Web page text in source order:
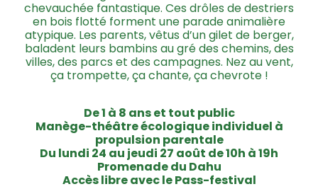
chevauchée fantastique. Ces drôles de destriers
en bois flotté forment une parade animalière
atypique. Les parents, vêtus d’un gilet de berger,
baladent leurs bambins au gré des chemins, des
villes, des parcs et des campagnes. Nez au vent,
ça trompette, ça chante, ça chevrote !
De 1 à 8 ans et tout public
Manège-théâtre écologique individuel à
propulsion parentale
Du lundi 24 au jeudi 27 août de 10h à 19h
Promenade du Dahu
Accès libre avec le Pass-festival